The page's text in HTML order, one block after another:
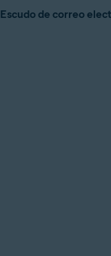
Escudo de correo